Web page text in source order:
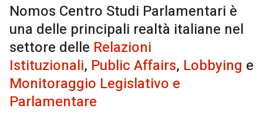
Nomos Centro Studi Parlamentari è
una delle principali realtà italiane nel
settore delle Relazioni
Istituzionali, Public Affairs, Lobbying e
Monitoraggio Legislativo e
Parlamentare